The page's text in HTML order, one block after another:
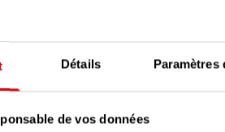
Détails Paramètres
de vos données
que c’est notre
collectif et à la
de la dématérialisation, de
une démarche globale. C’est
énergétique du